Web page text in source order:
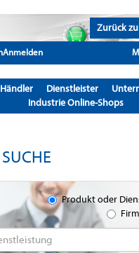
Zurück
Anmelden
Händler Dienstleister
Industrie Online-Shops
Produkt oder